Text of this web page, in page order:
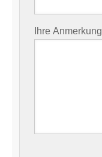
Ihre Anmerkung